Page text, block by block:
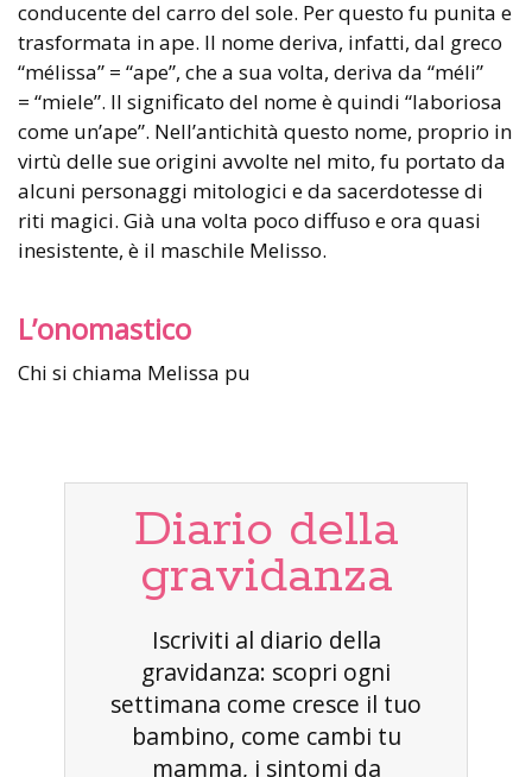
conducente del carro del sole. Per questo fu punita e
trasformata in ape. Il nome deriva, infatti, dal greco
“mélissa” = “ape”, che a sua volta, deriva da “méli”
= “miele”. Il significato del nome è quindi “laboriosa
come un’ape”. Nell’antichità questo nome, proprio in
virtù delle sue origini avvolte nel mito, fu portato da
alcuni personaggi mitologici e da sacerdotesse di
riti magici. Già una volta poco diffuso e ora quasi
inesistente, è il maschile Melisso.
L’onomastico
Chi si chiama Melissa pu
Diario della
gravidanza
Iscriviti al diario della
gravidanza: scopri ogni
settimana come cresce il tuo
bambino, come cambi tu
mamma, i sintomi da